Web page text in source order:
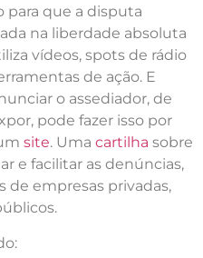
para que a disputa
na liberdade absoluta
vídeos, spots de rádio
de ação. E
o assediador, de
pode fazer isso por
site. Uma cartilha sobre
e facilitar as denúncias,
de empresas privadas,